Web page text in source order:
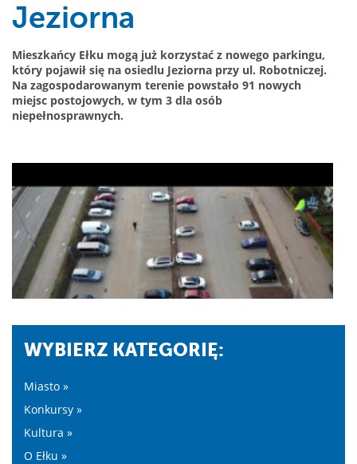
Jeziorna
Mieszkańcy Ełku mogą już korzystać z nowego parkingu,
który pojawił się na osiedlu Jeziorna przy ul. Robotniczej.
Na zagospodarowanym terenie powstało 91 nowych
miejsc postojowych, w tym 3 dla osób
niepełnosprawnych.
WYBIERZ KATEGORIĘ:
Miasto »
Konkursy »
Kultura »
O Ełku »